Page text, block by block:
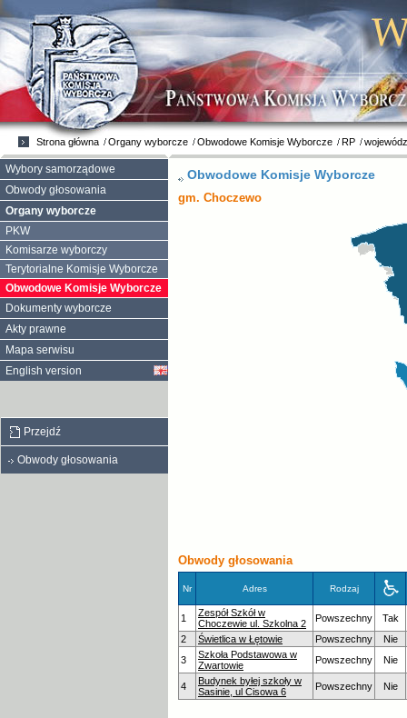
Obwodowe Komisje Wyborcze
gm. Choczewo
Obwody głosowania
Nr Adres Rodzaj
1
Zespół Szkół w
Choczewie ul. Szkolna 2
Powszechny
Tak
2
Świetlica w Łętowie Powszechny
Nie
3
Szkoła Podstawowa w
Zwartowie
Powszechny Nie
4
Budynek byłej szkoły w
Sasinie, ul Cisowa 6
Powszechny Nie
Strona główna Organy wyborcze Obwodowe Komisje Wyborcze RP
Wybory samorządowe
Obwody głosowania
Organy wyborcze
PKW
Komisarze wyborczy
Terytorialne Komisje Wyborcze
Obwodowe Komisje Wyborcze
Dokumenty wyborcze
Akty prawne
Mapa serwisu
English version
Przejdź
Obwody głosowania